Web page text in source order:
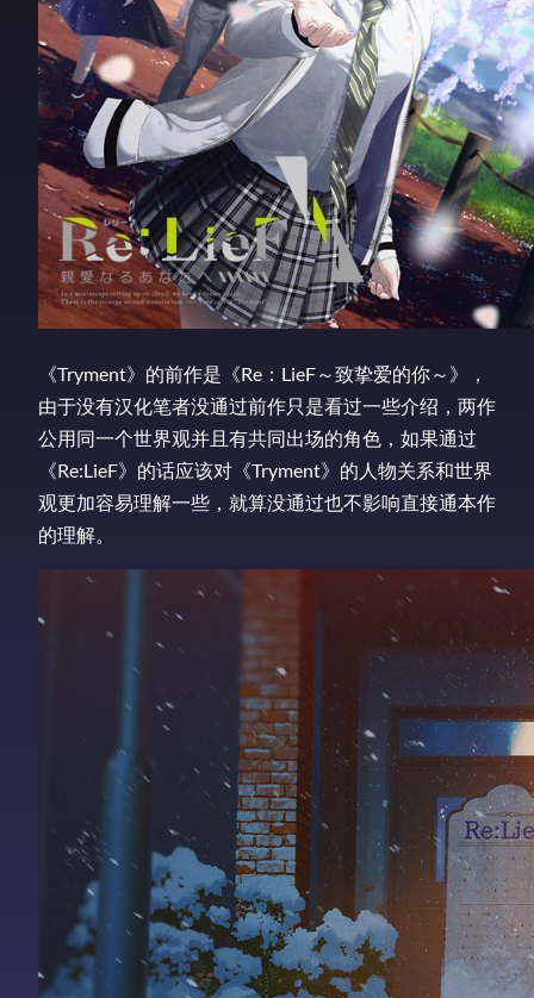
《Tryment》的前作是《Re：LieF～致挚爱的你～》，
由于没有汉化笔者没通过前作只是看过一些介绍，两作
公用同一个世界观并且有共同出场的角色，如果通过
《Re:LieF》的话应该对《Tryment》的人物关系和世界
观更加容易理解一些，就算没通过也不影响直接通本作
的理解。